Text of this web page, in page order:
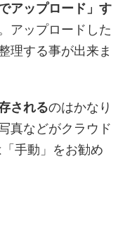
アップロード」す
アップロードした
理する事が出来ま
されるのはかなり
真などがクラウド
手動」をお勧め